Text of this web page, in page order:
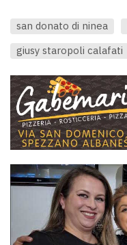
san donato di ninea
giusy staropoli calafati